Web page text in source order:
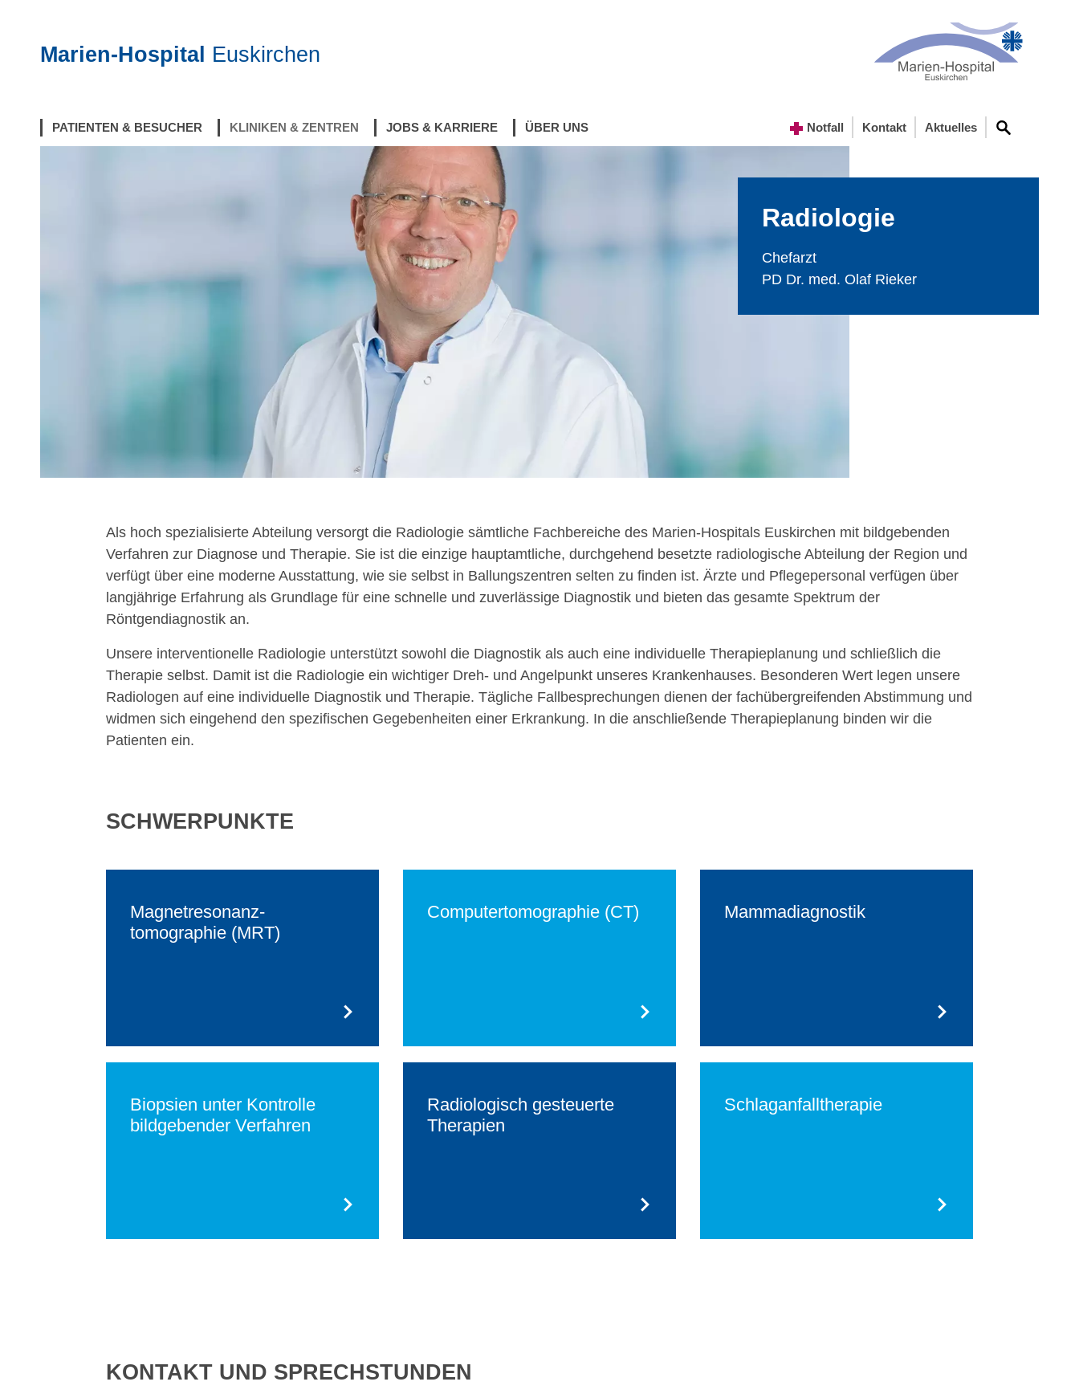
Marien-Hospital Euskirchen
PATIENTEN & BESUCHER KLINIKEN & ZENTREN
(current)
JOBS & KARRIERE ÜBER UNS Notfall Kontakt Aktuelles
Home Marien-Hospital Euskirchen Kliniken & Zentren
Radiologie
Chefarzt
PD Dr. med. Olaf Rieker
Als hoch spezialisierte Abteilung versorgt die Radiologie sämtliche Fachbereiche des Marien-Hospitals Euskirchen mit bildgebenden
Verfahren zur Diagnose und Therapie. Sie ist die einzige hauptamtliche, durchgehend besetzte radiologische Abteilung der Region und
verfügt über eine moderne Ausstattung, wie sie selbst in Ballungszentren selten zu finden ist. Ärzte und Pflegepersonal verfügen über
langjährige Erfahrung als Grundlage für eine schnelle und zuverlässige Diagnostik und bieten das gesamte Spektrum der
Röntgendiagnostik an.
Unsere interventionelle Radiologie unterstützt sowohl die Diagnostik als auch eine individuelle Therapieplanung und schließlich die
Therapie selbst. Damit ist die Radiologie ein wichtiger Dreh- und Angelpunkt unseres Krankenhauses. Besonderen Wert legen unsere
Radiologen auf eine individuelle Diagnostik und Therapie. Tägliche Fallbesprechungen dienen der fachübergreifenden Abstimmung und
widmen sich eingehend den spezifischen Gegebenheiten einer Erkrankung. In die anschließende Therapieplanung binden wir die
Patienten ein.
SCHWERPUNKTE
Magnetresonanz­
tomographie (MRT)
Computer­tomographie (CT) Mammadiagnostik
Biopsien unter Kontrolle
bildgebender Verfahren
Radiologisch gesteuerte
Therapien
Schlaganfalltherapie
KONTAKT UND SPRECHSTUNDEN